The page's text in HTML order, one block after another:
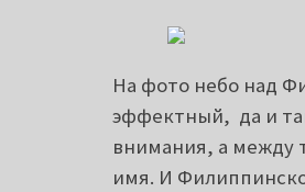
На фото небо над
эффектный, да и
внимания, а между
имя. И